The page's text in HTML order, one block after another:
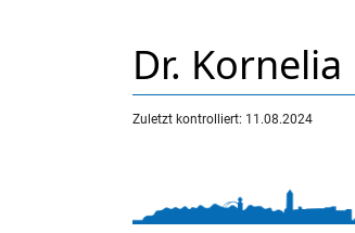
Dr.
Zuletzt kontrolliert: 11.08.2024